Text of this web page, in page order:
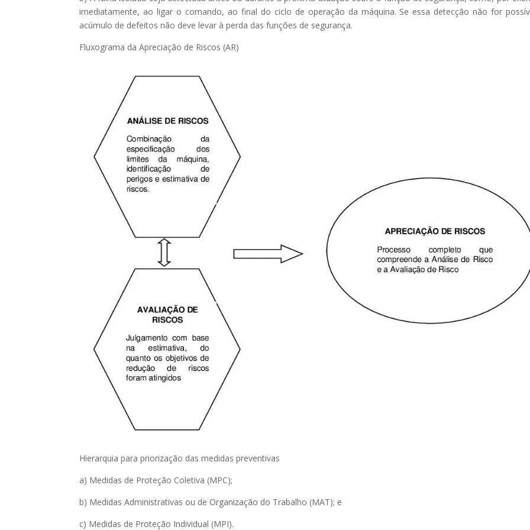
imediatamente, ao ligar o comando, ao final do ciclo de operação da máquina. Se essa detecção não for
acúmulo de defeitos não deve levar à perda das funções de segurança.
Fluxograma da Apreciação de Riscos (AR)
Hierarquia para priorização das medidas preventivas
a) Medidas de Proteção Coletiva (MPC);
b) Medidas Administrativas ou de Organização do Trabalho (MAT); e
c) Medidas de Proteção Individual (MPI).